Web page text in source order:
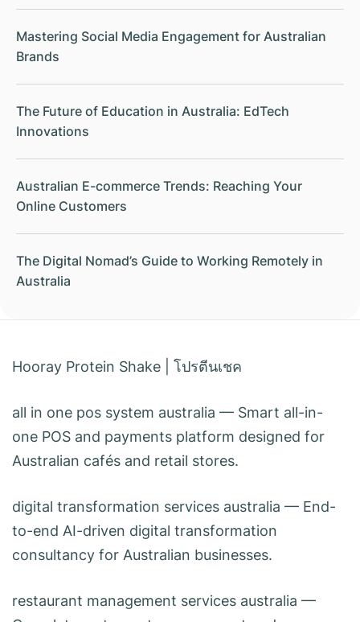
Mastering Social Media Engagement for Australian
Brands
The Future of Education in Australia: EdTech
Innovations
Australian E-commerce Trends: Reaching Your
Online Customers
The Digital Nomad’s Guide to Working Remotely in
Australia
Hooray Protein Shake โปรตีนเชค
all in one pos system australia — Smart all-in-
one POS and payments platform designed for
Australian cafés and retail stores.
digital transformation services australia — End-
to-end AI-driven digital transformation
consultancy for Australian businesses.
restaurant management services australia —